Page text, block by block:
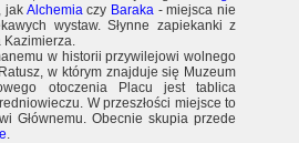
jak Alchemiaczy Baraka - miejsca nie
wystaw. Słynne zapiekanki z
Kazimierza.
w historii przywilejowi wolnego
w którym znajduje się Muzeum
otoczenia Placu jest tablica
W przeszłości miejsce to
Głównemu. Obecnie skupia przede
.